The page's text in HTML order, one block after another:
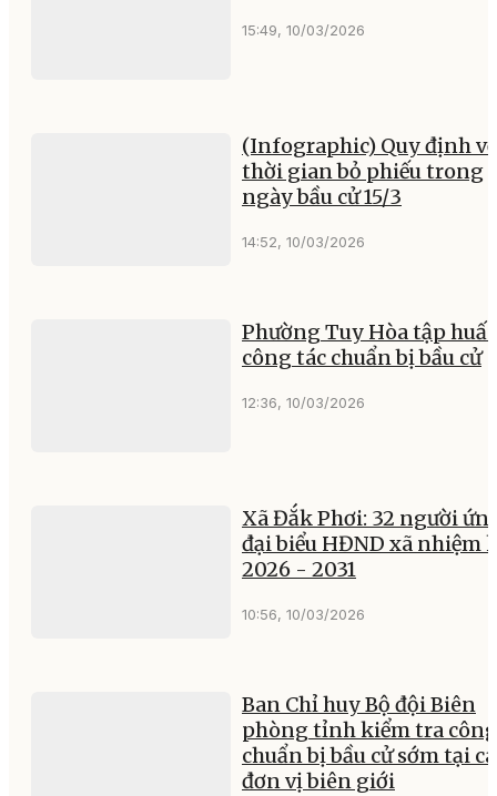
15:49, 10/03/2026
(Infographic) Quy định về
thời gian bỏ phiếu trong
ngày bầu cử 15/3
14:52, 10/03/2026
Phường Tuy Hòa tập
công tác chuẩn bị bầu cử
12:36, 10/03/2026
Xã Đắk Phơi: 32 người
đại biểu HĐND xã nhiệm
2026 - 2031
10:56, 10/03/2026
Ban Chỉ huy Bộ đội Biên
phòng tỉnh kiểm tra
chuẩn bị bầu cử sớm tại
đơn vị biên giới